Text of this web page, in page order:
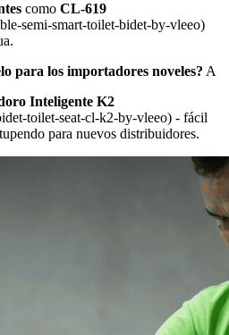
como CL-619
semi-smart-toilet-bidet-by-vleeo)
para los importadores noveles? A
Inteligente K2
toilet-seat-cl-k2-by-vleeo) - fácil
para nuevos distribuidores.